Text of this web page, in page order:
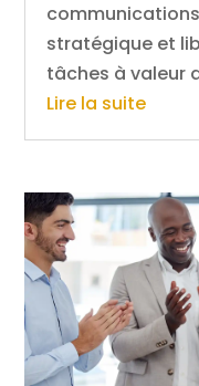
stratégique et
tâches à valeur
Lire la suite